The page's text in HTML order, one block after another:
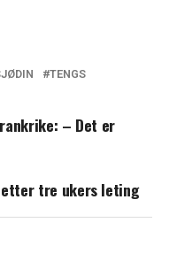
TENGS
– Det er
etter tre ukers leting